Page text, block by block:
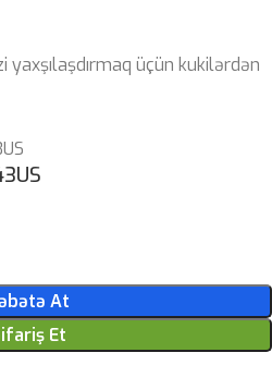
yaxşılaşdırmaq üçün kukilərdən
At
Et